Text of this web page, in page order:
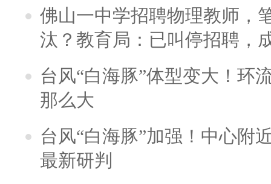
佛山一中学招聘物理教师，
汰？教育局：已叫停招聘，
台风“白海豚”体型变大！环
那么大
台风“白海豚”加强！中心附
最新研判